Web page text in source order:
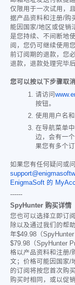
仅限用于一次试用，
据产品资料和注册/购
能因国家/地区或促销
是您持续、不间断地
阅，您仍可继续使用
前订阅期的退款，您
退款，退款处理完毕
您可以按以下步骤取
请访问
按钮。
使用用户名和
在导航菜单
边，会有一
果您有多个
如果您有任何疑问或
EnigmaSoft 的
------
SpyHunter 购买详情
您也可以选择立即订
除以及通过我们的帮
年$49.98 （
$79.98 （SpyHunter
格以产品资料和注册/
文；价格可能因国家/
的订阅将按您首次购
购买时相同，或以促